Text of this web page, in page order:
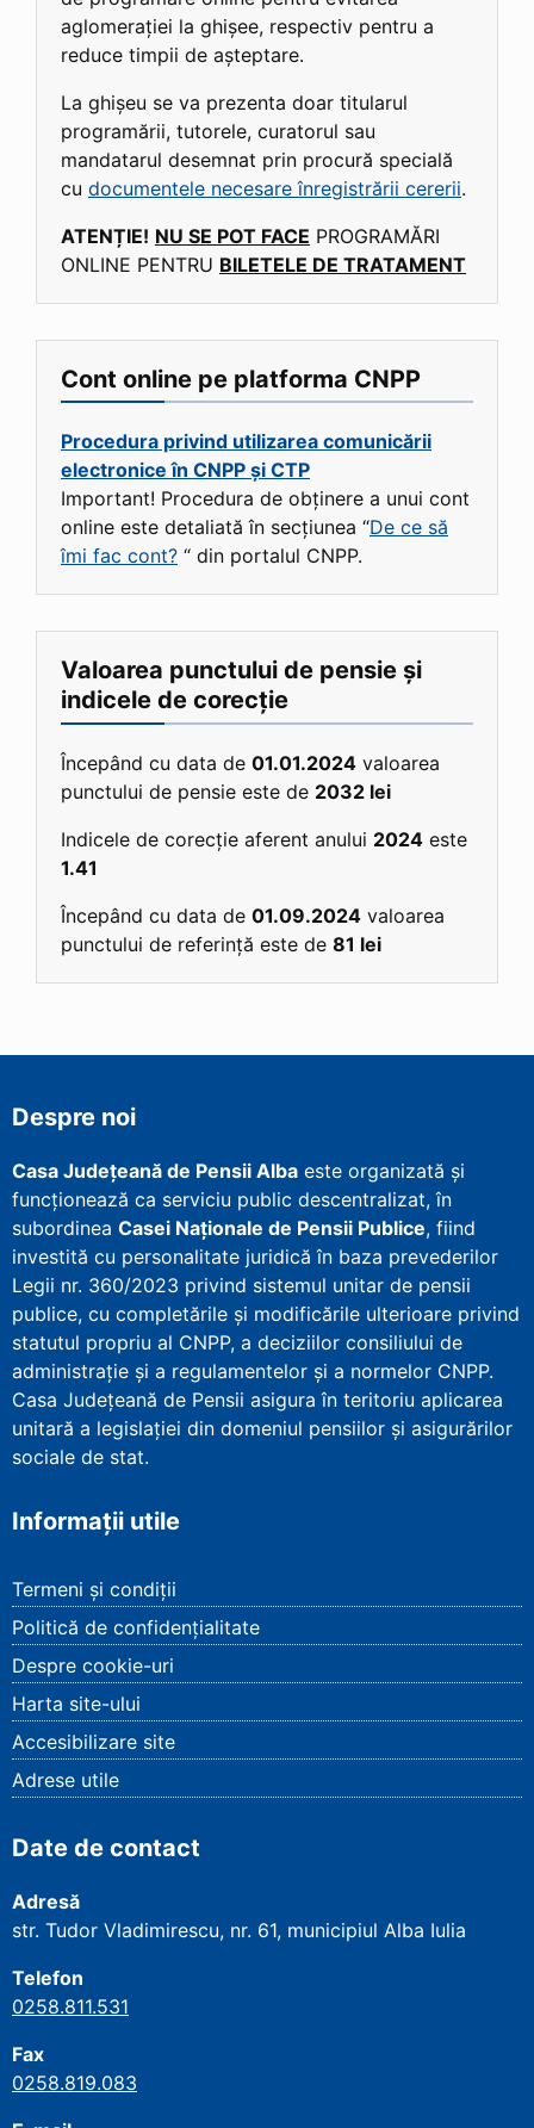
aglomerației la ghișee, respectiv pentru a
reduce timpii de așteptare.
La ghișeu se va prezenta doar titularul
programării, tutorele, curatorul sau
mandatarul desemnat prin procură specială
cu documentele necesare înregistrării cererii.
ATENȚIE! NU SE POT FACE PROGRAMĂRI
ONLINE PENTRU BILETELE DE TRATAMENT
Cont online pe platforma CNPP
Procedura privind utilizarea comunicării
electronice în CNPP și CTP
Important! Procedura de obținere a unui cont
online este detaliată în secțiunea “De ce să
îmi fac cont? “ din portalul CNPP.
Valoarea punctului de pensie și
indicele de corecție
Începând cu data de 01.01.2024 valoarea
punctului de pensie este de 2032 lei
Indicele de corecție aferent anului 2024 este
1.41
Începând cu data de 01.09.2024 valoarea
punctului de referință este de 81 lei
Despre noi
Casa Județeană de Pensii Alba este organizată și
funcționează ca serviciu public descentralizat, în
subordinea Casei Naționale de Pensii Publice, fiind
investită cu personalitate juridică în baza prevederilor
Legii nr. 360/2023 privind sistemul unitar de pensii
publice, cu completările și modificările ulterioare privind
statutul propriu al CNPP, a deciziilor consiliului de
administrație și a regulamentelor și a normelor CNPP.
Casa Județeană de Pensii asigura în teritoriu aplicarea
unitară a legislației din domeniul pensiilor și asigurărilor
sociale de stat.
Informații utile
Termeni și condiții
Politică de confidențialitate
Despre cookie-uri
Harta site-ului
Accesibilizare site
Adrese utile
Date de contact
Adresă
str. Tudor Vladimirescu, nr. 61, municipiul Alba Iulia
Telefon
0258.811.531
Fax
0258.819.083